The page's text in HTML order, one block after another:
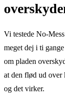
Vi testede No-
meget dej i ti
om pladen
at den flød ud over
og det virker.